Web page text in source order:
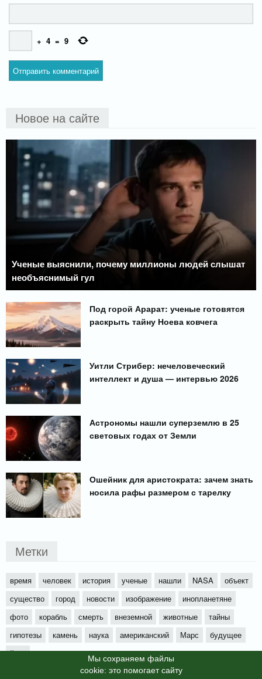
Мы cохраняем файлы
cookie: это помогает сайту
+ 4 = 9
Новое на сайте
Ученые выяснили, почему миллионы людей слышат
необъяснимый гул
Под горой Арарат: ученые готовятся
раскрыть тайну Ноева ковчега
Уитли Стрибер: нечеловеческий
интеллект и душа — интервью 2026
Астрономы нашли суперземлю в 25
световых годах от Земли
Ошейник для аристократа: зачем знать
носила рафы размером с тарелку
Метки
время человек история ученые нашли NASA
объект
существо
город новости изображение
инопланетяне
фото
корабль смерть внеземной животные
тайны
гипотезы
камень наука американский Марс
будущее
йети